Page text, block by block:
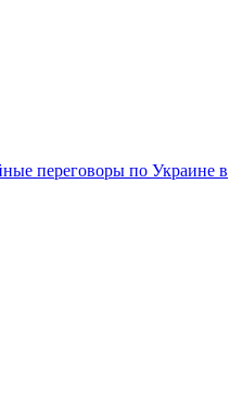
переговоры по Украине в